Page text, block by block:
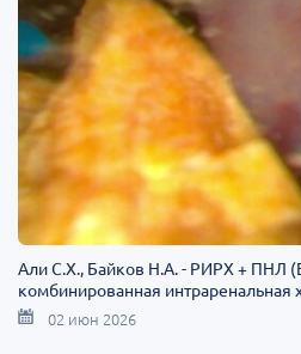
Али С.Х., Байков Н.А. - РИРХ + ПНЛ
комбинированная интраренальная
02 июн 2026